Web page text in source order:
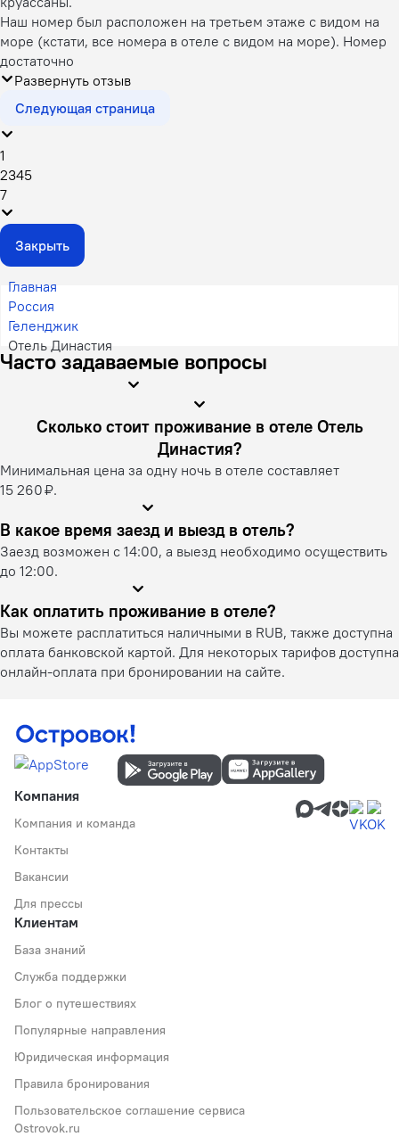
Наш номер был расположен на третьем этаже с видом на
море (кстати, все номера в отеле с видом на море). Номер
достаточно
Развернуть отзыв
Следующая страница
1
2345
7
Закрыть
Главная
Россия
Геленджик
Отель Династия
Часто задаваемые вопросы
Сколько стоит проживание в отеле Отель
Династия?
Минимальная цена за одну ночь в отеле составляет
15 260 ₽.
В какое время заезд и выезд в отель?
Заезд возможен с 14:00, а выезд необходимо осуществить
до 12:00.
Как оплатить проживание в отеле?
Вы можете расплатиться наличными в RUB, также доступна
оплата банковской картой. Для некоторых тарифов доступна
онлайн-оплата при бронировании на сайте.
Компания
Компания и команда
Контакты
Вакансии
Для прессы
Клиентам
База знаний
Служба поддержки
Блог о путешествиях
Популярные направления
Юридическая информация
Правила бронирования
Пользовательское соглашение сервиса
Ostrovok.ru